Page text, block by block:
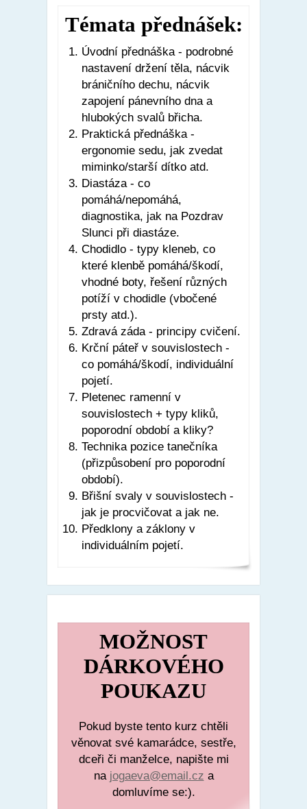
Témata přednášek:
Úvodní přednáška - podrobné
nastavení držení těla, nácvik
bráničního dechu, nácvik
zapojení pánevního dna a
hlubokých svalů břicha.
Praktická přednáška -
ergonomie sedu, jak zvedat
miminko/starší dítko atd.
Diastáza - co
pomáhá/nepomáhá,
diagnostika, jak na Pozdrav
Slunci při diastáze.
Chodidlo - typy kleneb, co
které klenbě pomáhá/škodí,
vhodné boty, řešení různých
potíží v chodidle (vbočené
prsty atd.).
Zdravá záda - principy cvičení.
Krční páteř v souvislostech -
co pomáhá/škodí, individuální
pojetí.
Pletenec ramenní v
souvislostech + typy kliků,
poporodní období a kliky?
Technika pozice tanečníka
(přizpůsobení pro poporodní
období).
Břišní svaly v souvislostech -
jak je procvičovat a jak ne.
Předklony a záklony v
individuálním pojetí.
MOŽNOST
DÁRKOVÉHO
POUKAZU
Pokud byste tento kurz chtěli
věnovat své kamarádce, sestře,
dceři či manželce, napište mi
na jogaeva@email.cz a
domluvíme se:).